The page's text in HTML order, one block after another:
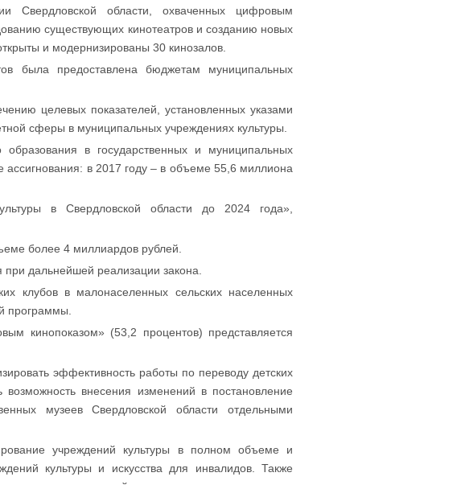
Свердловской области, охваченных цифровым
существующих кинотеатров и созданию новых
и модернизированы 30 кинозалов.
была предоставлена бюджетам муниципальных
целевых показателей, установленных указами
сферы в муниципальных учреждениях культуры.
образования в государственных и муниципальных
в 2017 году – в объеме 55,6 миллиона
в Свердловской области до 2024 года»,
более 4 миллиардов рублей.
дальнейшей реализации закона.
клубов в малонаселенных сельских населенных
программы.
кинопоказом» (53,2 процентов) представляется
эффективность работы по переводу детских
возможность внесения изменений в постановление
музеев Свердловской области отдельными
учреждений культуры в полном объеме и
культуры и искусства для инвалидов. Также